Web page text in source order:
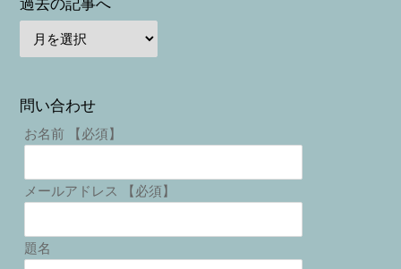
過去の記事へ
問い合わせ
お名前 【必須】
メールアドレス 【必須】
題名